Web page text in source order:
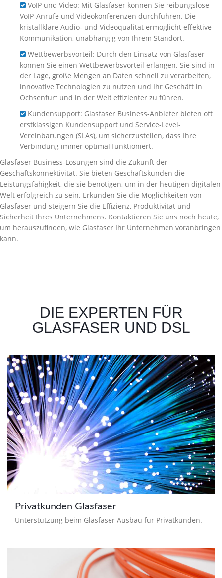
VoIP und Video: Mit Glasfaser können Sie reibungslose
VoIP-Anrufe und Videokonferenzen durchführen. Die
kristallklare Audio- und Videoqualität ermöglicht effektive
Kommunikation, unabhängig von Ihrem Standort.
Wettbewerbsvorteil: Durch den Einsatz von Glasfaser
können Sie einen Wettbewerbsvorteil erlangen. Sie sind in
der Lage, große Mengen an Daten schnell zu verarbeiten,
innovative Technologien zu nutzen und Ihr Geschäft in
Ochsenfurt und in der Welt effizienter zu führen.
Kundensupport: Glasfaser Business-Anbieter bieten oft
erstklassigen Kundensupport und Service-Level-
Vereinbarungen (SLAs), um sicherzustellen, dass Ihre
Verbindung immer optimal funktioniert.
Glasfaser Business-Lösungen sind die Zukunft der
Geschäftskonnektivität. Sie bieten Geschäftskunden die
Leistungsfähigkeit, die sie benötigen, um in der heutigen digitalen
Welt erfolgreich zu sein. Erkunden Sie die Möglichkeiten von
Glasfaser und steigern Sie die Effizienz, Produktivität und
Sicherheit Ihres Unternehmens. Kontaktieren Sie uns noch heute,
um herauszufinden, wie Glasfaser Ihr Unternehmen voranbringen
kann.
DIE EXPERTEN FÜR
GLASFASER UND DSL
Privatkunden Glasfaser
Unterstützung beim Glasfaser Ausbau für Privatkunden.